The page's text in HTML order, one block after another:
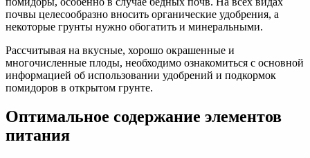
почвы целесообразно вносить органические удобрения, а
некоторые грунты нужно обогатить и минеральными.
Рассчитывая на вкусные, хорошо окрашенные и
многочисленные плоды, необходимо ознакомиться с основной
информацией об использовании удобрений и подкормок
помидоров в открытом грунте.
Оптимальное содержание элементов
питания